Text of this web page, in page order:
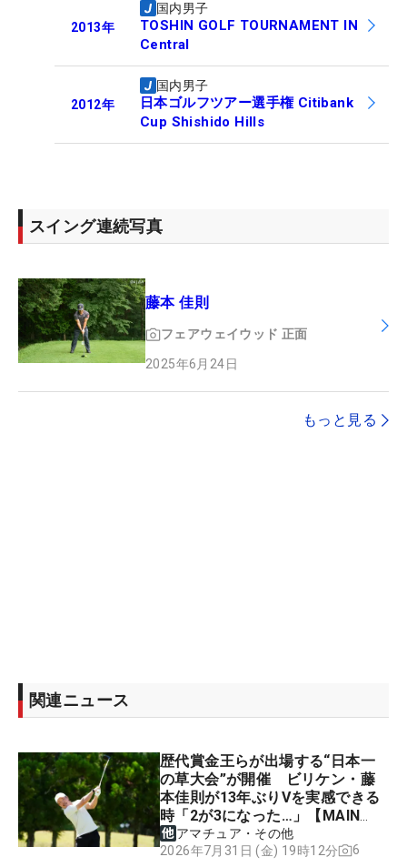
2013年
国内男子
TOSHIN GOLF TOURNAMENT IN
Central
2012年
国内男子
日本ゴルフツアー選手権 Citibank
Cup Shishido Hills
スイング連続写真
藤本 佳則
フェアウェイウッド 正面
2025年6月24日
もっと見る
関連ニュース
歴代賞金王らが出場する“日本一
の草大会”が開催 ビリケン・藤
本佳則が13年ぶりVを実感できる
時「2が3になった…」【MAIN
STAGE JOYX OPEN】
アマチュア・その他
2026年7月31日 (金) 19時12分
6